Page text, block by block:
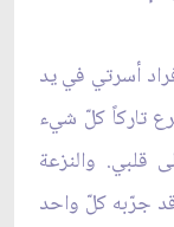
أسرتي في يد
تاركاً كلّ شيء
قلبي. والنزعة
جرّبه كلّ واحد